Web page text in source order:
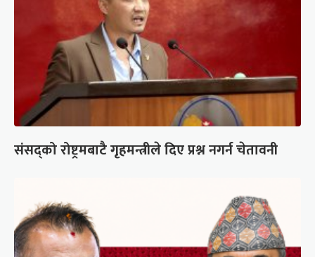
संसद्को रोष्ट्रमबाटै गृहमन्त्रीले दिए प्रश्न नगर्न चेतावनी